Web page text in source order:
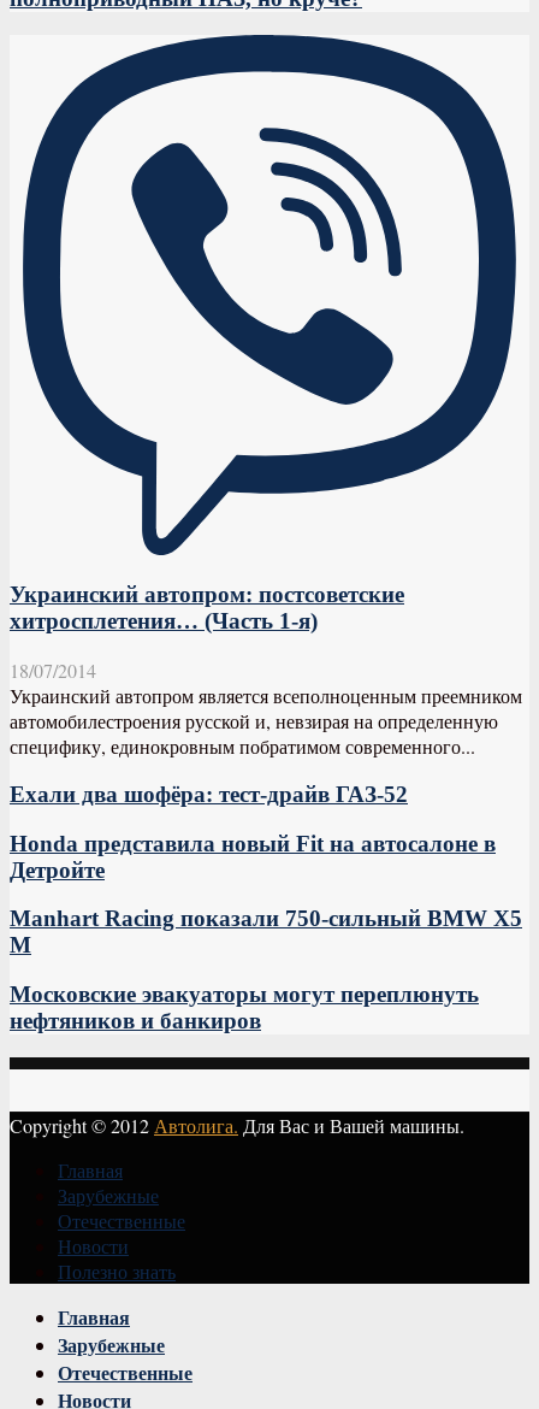
Украинский автопром: постсоветские
хитросплетения… (Часть 1-я)
18/07/2014
Украинский автопром является всеполноценным преемником
автомобилестроения русской и, невзирая на определенную
специфику, единокровным побратимом современного...
Ехали два шофёра: тест-драйв ГАЗ-52
Honda представила новый Fit на автосалоне в
Детройте
Manhart Racing показали 750-сильный BMW X5
M
Московские эвакуаторы могут переплюнуть
нефтяников и банкиров
Copyright © 2012 Автолига. Для Вас и Вашей машины.
Главная
Зарубежные
Отечественные
Новости
Полезно знать
Главная
Зарубежные
Отечественные
Новости